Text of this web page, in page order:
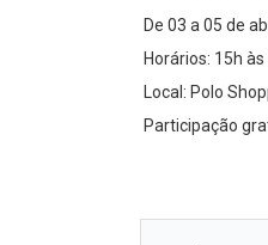
De 03 a 05 de
Horários: 15h
Local: Polo
Participação